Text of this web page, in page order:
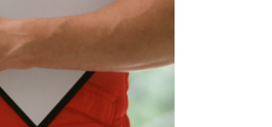
×
Americas
×